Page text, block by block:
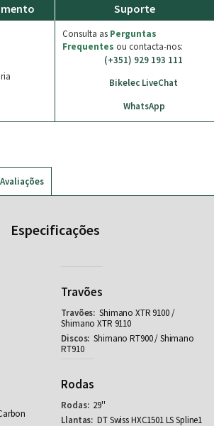
Suporte
Consulta as Perguntas
Frequentes ou contacta-nos:
(+351) 929 193 111
Bikelec LiveChat
WhatsApp
Especificações
Travões
Shimano XTR 9100 /
Shimano XTR 9110
Shimano RT900 / Shimano
RT910
Rodas
29''
DT Swiss HXC1501 LS Spline1
Avaliações